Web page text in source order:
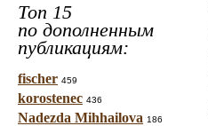
Топ 15
по дополненным
публикациям:
fischer 459
korostenec 436
Nadezda Mihhailova 186